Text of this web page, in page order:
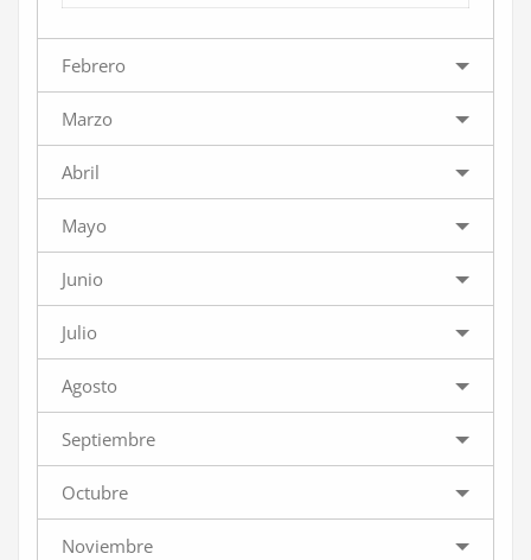
Febrero
Marzo
Abril
Mayo
Junio
Julio
Agosto
Septiembre
Octubre
Noviembre